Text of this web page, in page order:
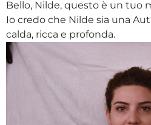
Bello, Nilde, questo è un tuo
Io credo che Nilde sia una
calda, ricca e profonda.